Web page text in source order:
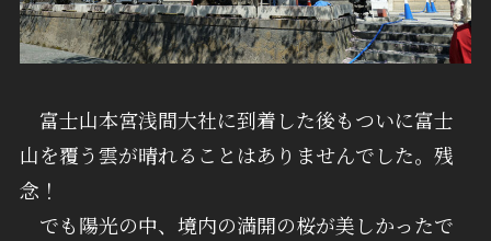
富士山本宮浅間大社に到着した後もついに富士
山を覆う雲が晴れることはありませんでした。残
念！
でも陽光の中、境内の満開の桜が美しかったで